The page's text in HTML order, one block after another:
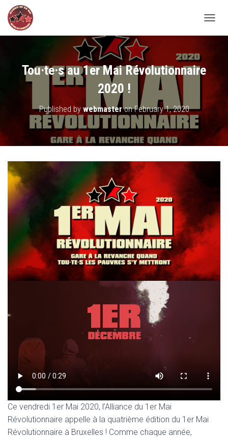
Tou·te·s au 1er Mai Révolutionnaire
2020 !
Published by webmasteronFebruary 1, 2020
Ce vendredi 1er Mai 2020, l’Alliance du 1er Mai
Révolutionnaire appelle à la quatrième édition du 1er Mai
Révolutionnaire à Bruxelles ! Comme chaque année,